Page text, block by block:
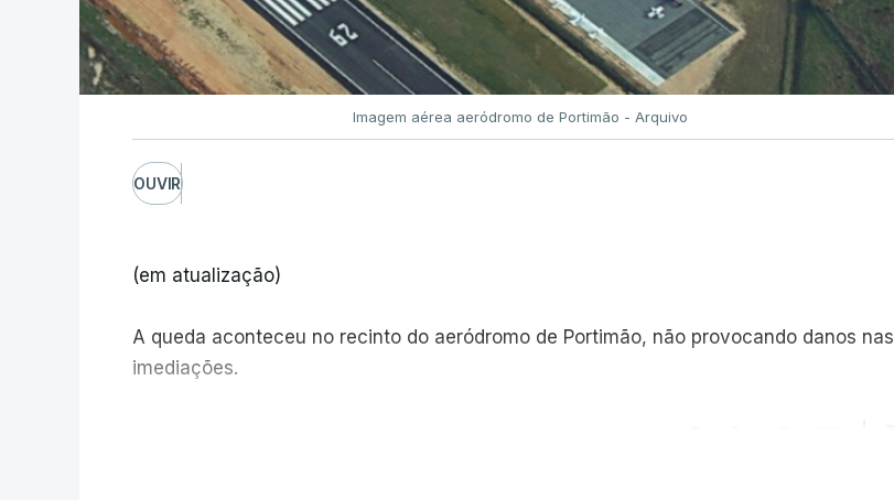
Imagem aérea aeródromo de Portimão - Arquivo
OUVIR
(em atualização)
A queda aconteceu no recinto do aeródromo de Portimão, não provocando danos nas
imediações.